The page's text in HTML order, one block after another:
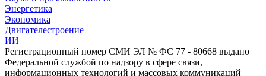
Энергетика
Экономика
Двигателестроение
ИИ
Регистрационный номер СМИ ЭЛ № ФС 77 - 80668 выдано
Федеральной службой по надзору в сфере связи,
информационных технологий и массовых коммуникаций